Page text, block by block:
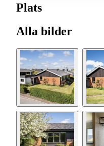
Plats
Alla bilder